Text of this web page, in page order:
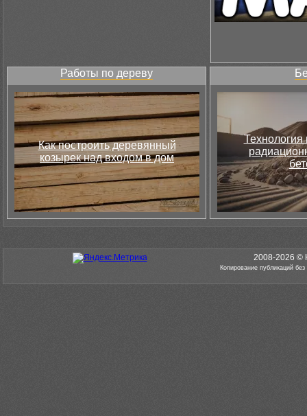
Работы по дереву
Как построить деревянный
козырек над входом в дом
Технология
2008-2026 ©
Копирование публикаций